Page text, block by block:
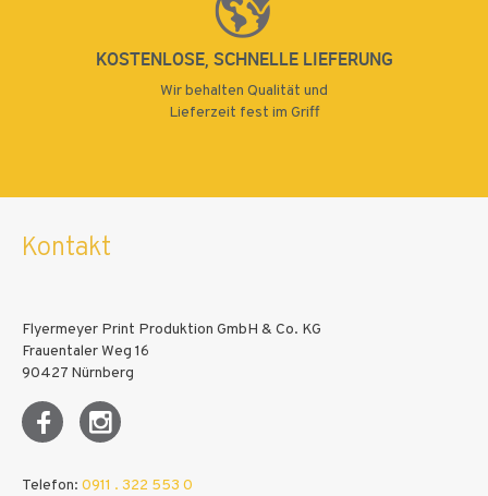
KOSTENLOSE, SCHNELLE LIEFERUNG
Wir behalten Qualität und
Lieferzeit fest im Griff
Kontakt
Flyermeyer Print Produktion GmbH & Co. KG
Frauentaler Weg 16
90427 Nürnberg
Telefon: 0911 . 322 553 0